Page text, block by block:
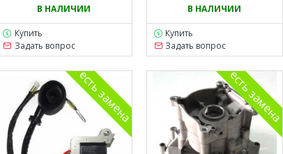
В НАЛИЧИИ
Купить
Задать вопрос
В НАЛИЧИИ
Купить
Задать вопрос
есть замена есть замена